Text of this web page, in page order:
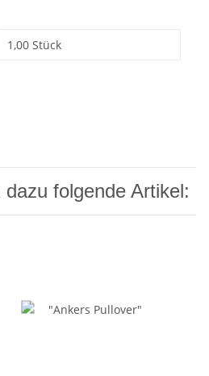
1,00 Stück
folgende Artikel: